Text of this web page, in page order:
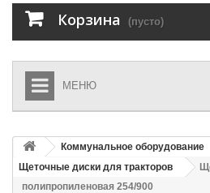
Корзина (пусто)
МЕНЮ
Коммунальное оборудование
Щеточные диски для тракторов
полипропиленовая 254/900